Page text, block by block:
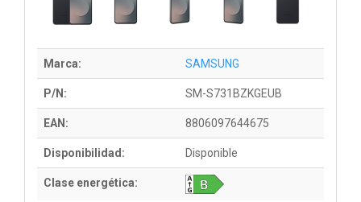
Marca: SAMSUNG
P/N: SM-S731BZKGEUB
EAN: 8806097644675
Disponibilidad: Disponible
Clase energética: